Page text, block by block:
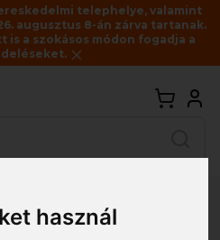
használ
telephelye, valamint
augusztus 8-án zárva tartanak.
is a szokásos módon fogadja a
Egyszerű nézet